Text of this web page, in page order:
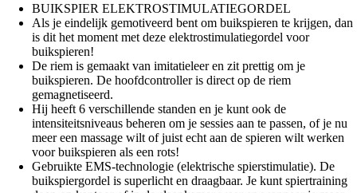
BUIKSPIER ELEKTROSTIMULATIEGORDEL
Als je eindelijk gemotiveerd bent om buikspieren te krijgen, dan
is dit het moment met deze elektrostimulatiegordel voor
buikspieren!
De riem is gemaakt van imitatieleer en zit prettig om je
buikspieren. De hoofdcontroller is direct op de riem
gemagnetiseerd.
Hij heeft 6 verschillende standen en je kunt ook de
intensiteitsniveaus beheren om je sessies aan te passen, of je nu
meer een massage wilt of juist echt aan de spieren wilt werken
voor buikspieren als een rots!
Gebruikte EMS-technologie (elektrische spierstimulatie). De
buikspiergordel is superlicht en draagbaar. Je kunt spiertraining